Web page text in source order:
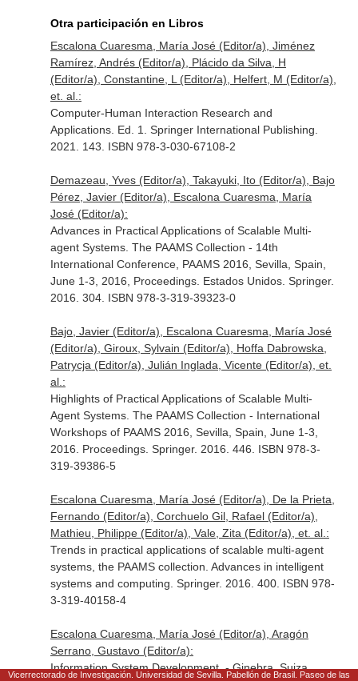
Otra participación en Libros
Escalona Cuaresma, María José (Editor/a), Jiménez
Ramírez, Andrés (Editor/a), Plácido da Silva, H
(Editor/a), Constantine, L (Editor/a), Helfert, M (Editor/a),
et. al.:
Computer-Human Interaction Research and
Applications. Ed. 1. Springer International Publishing.
2021. 143. ISBN 978-3-030-67108-2
Demazeau, Yves (Editor/a), Takayuki, Ito (Editor/a), Bajo
Pérez, Javier (Editor/a), Escalona Cuaresma, María
José (Editor/a):
Advances in Practical Applications of Scalable Multi-
agent Systems. The PAAMS Collection - 14th
International Conference, PAAMS 2016, Sevilla, Spain,
June 1-3, 2016, Proceedings. Estados Unidos. Springer.
2016. 304. ISBN 978-3-319-39323-0
Bajo, Javier (Editor/a), Escalona Cuaresma, María José
(Editor/a), Giroux, Sylvain (Editor/a), Hoffa Dabrowska,
Patrycja (Editor/a), Julián Inglada, Vicente (Editor/a), et.
al.:
Highlights of Practical Applications of Scalable Multi-
Agent Systems. The PAAMS Collection - International
Workshops of PAAMS 2016, Sevilla, Spain, June 1-3,
2016. Proceedings. Springer. 2016. 446. ISBN 978-3-
319-39386-5
Escalona Cuaresma, María José (Editor/a), De la Prieta,
Fernando (Editor/a), Corchuelo Gil, Rafael (Editor/a),
Mathieu, Philippe (Editor/a), Vale, Zita (Editor/a), et. al.:
Trends in practical applications of scalable multi-agent
systems, the PAAMS collection. Advances in intelligent
systems and computing. Springer. 2016. 400. ISBN 978-
3-319-40158-4
Escalona Cuaresma, María José (Editor/a), Aragón
Serrano, Gustavo (Editor/a):
Information System Development. - Ginebra, Suiza.
Vicerrectorado de Investigación. Universidad de Sevilla. Pabellón de Brasil. Paseo de las